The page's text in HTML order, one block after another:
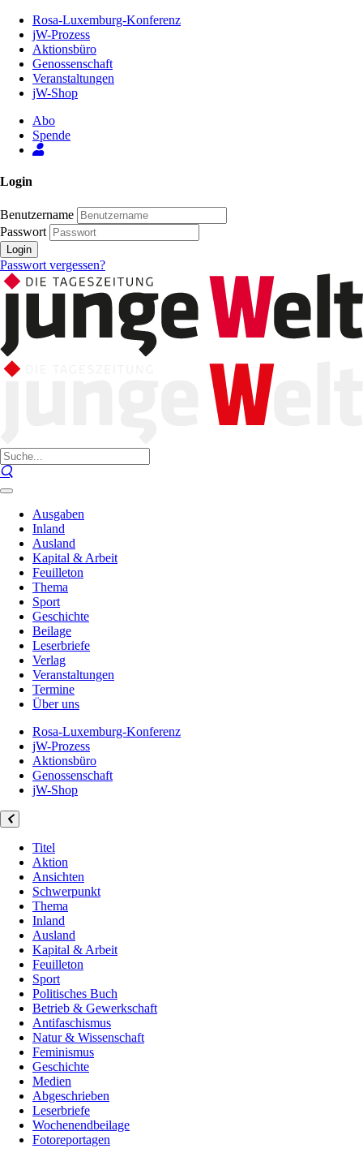
Inhalt
Seite
Rosa-Luxemburg-Konferenz
jW-Prozess
Aktionsbüro
Genossenschaft
Veranstaltungen
jW-Shop
Abo
Spende
Login
Benutzername
Passwort
Login
Passwort vergessen?
Ausgaben
Inland
Ausland
Kapital & Arbeit
Feuilleton
Thema
Sport
Geschichte
Beilage
Leserbriefe
Verlag
Veranstaltungen
Termine
Über uns
Rosa-Luxemburg-Konferenz
jW-Prozess
Aktionsbüro
Genossenschaft
jW-Shop
Titel
Aktion
Ansichten
Schwerpunkt
Thema
Inland
Ausland
Kapital & Arbeit
Feuilleton
Sport
Politisches Buch
Betrieb & Gewerkschaft
Antifaschismus
Natur & Wissenschaft
Feminismus
Geschichte
Medien
Abgeschrieben
Leserbriefe
Wochenendbeilage
Fotoreportagen